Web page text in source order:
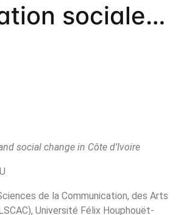
Politique de
Licence
sociale
social change in Côte d’Ivoire
de la Communication, des Arts
Université Félix Houphouët-